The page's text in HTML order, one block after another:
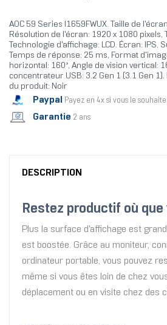
AOC 59 Series I1659FWUX. Taille de
Résolution de l'écran: 1920 x 1080 pixels,
Technologie d'affichage: LCD. Écran: IPS.
Temps de réponse: 25 ms, Format
horizontal: 160°, Angle de vision vertical:
concentrateur USB: 3.2 Gen 1 (3.1 Gen 1).
du produit: Noir
Paypal Payez en 4x si vous le
Garantie 2 ans
DESCRIPTION
Restez productif où que
Plus la surface d'affichage est
est boostée. Grâce au moniteur,
ordinateur portable, vous pouvez
même si vous êtes loin de chez
déplacement ou en visite chez des